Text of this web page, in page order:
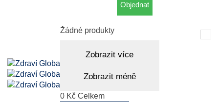
Košík
(prázdný)
Žádné produkty
Zobrazit více
Zobrazit méně
0 Kč Celkem
Objednat